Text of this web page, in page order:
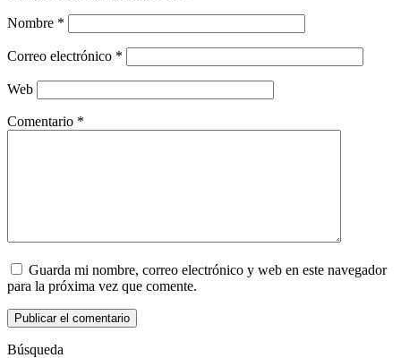
Nombre *
Correo electrónico *
Web
Comentario *
Guarda mi nombre, correo electrónico y web en este navegador
para la próxima vez que comente.
Búsqueda